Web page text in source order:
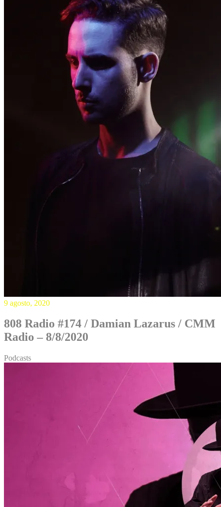
9 agosto, 2020
808 Radio #174 / Damian Lazarus / CMM
Radio – 8/8/2020
Podcasts